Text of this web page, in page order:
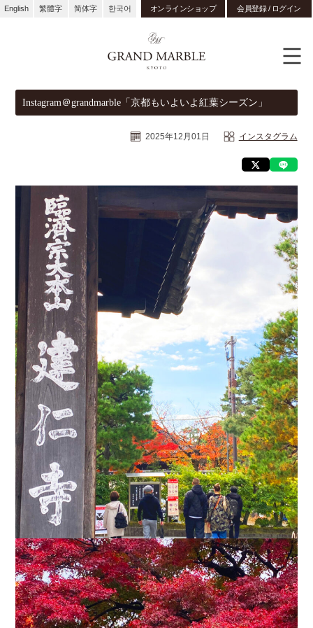
English 繁體字 简体字 한국어 オンラインショップ 会員登録 / ログイン
Instagram＠grandmarble「京都もいよいよ紅葉シーズン」
2025年12月01日 インスタグラム